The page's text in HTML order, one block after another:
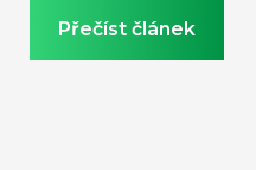
implementace ESG
Přečíst článek